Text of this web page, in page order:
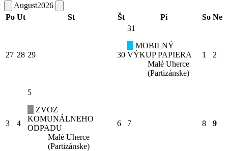
August2026
Po Ut St Št Pi So Ne
27 28 29 30
31
MOBILNÝ
VÝKUP PAPIERA
Malé Uherce
(Partizánske)
1 2
3 4
5
ZVOZ
KOMUNÁLNEHO
ODPADU
Malé Uherce
(Partizánske)
6 7 8 9